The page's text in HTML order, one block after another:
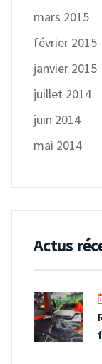
mars 2015
février 2015
janvier 2015
juillet 2014
juin 2014
mai 2014
Actus